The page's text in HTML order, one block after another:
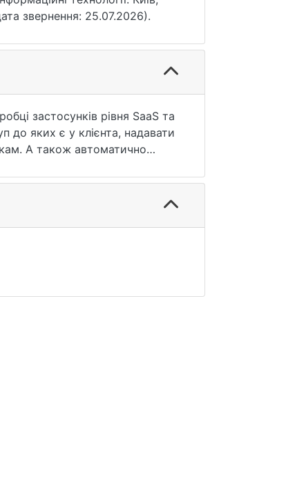
звернення: 25.07.2026).
застосунків рівня SaaS та
до яких є у клієнта, надавати
А також автоматично